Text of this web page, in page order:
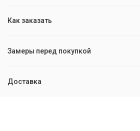
Как заказать
Замеры перед покупкой
Доставка